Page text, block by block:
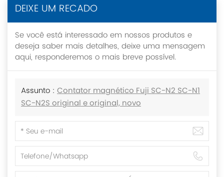
DEIXE UM RECADO
Se você está interessado em nossos produtos e
deseja saber mais detalhes, deixe uma mensagem
aqui, responderemos o mais breve possível.
Assunto : Contator magnético Fuji SC-N2 SC-N1
SC-N2S original e original, novo